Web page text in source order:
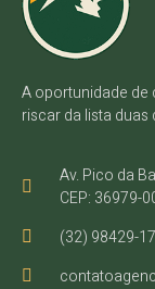
A oportunidade de
riscar da lista duas
Av. Pico da
CEP: 36979-
(32) 98429-